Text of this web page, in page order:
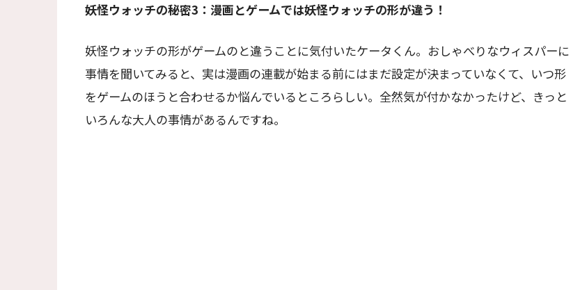
妖怪ウォッチの秘密3：漫画とゲームでは妖怪ウォッチの形が違う！
妖怪ウォッチの形がゲームのと違うことに気付いたケータくん。おしゃべりなウィスパーに
事情を聞いてみると、実は漫画の連載が始まる前にはまだ設定が決まっていなくて、いつ形
をゲームのほうと合わせるか悩んでいるところらしい。全然気が付かなかったけど、きっと
いろんな大人の事情があるんですね。